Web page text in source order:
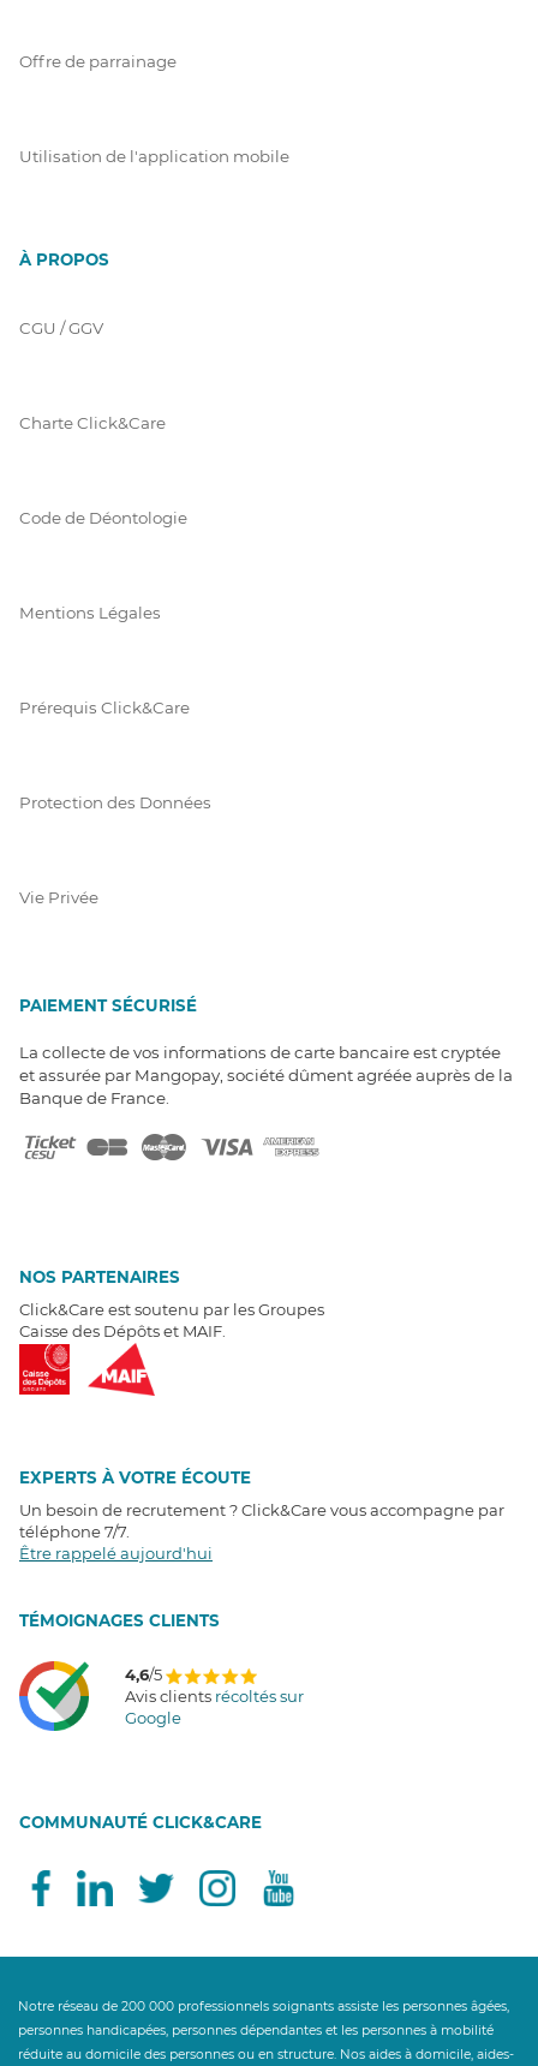
Offre de parrainage
Utilisation de l'application mobile
À PROPOS
CGU / GGV
Charte Click&Care
Code de Déontologie
Mentions Légales
Prérequis Click&Care
Protection des Données
Vie Privée
PAIEMENT SÉCURISÉ
La collecte de vos informations de carte bancaire est cryptée
et assurée par Mangopay, société dûment agréée auprès de la
Banque de France.
NOS PARTENAIRES
Click&Care est soutenu par les Groupes
Caisse des Dépôts et MAIF.
EXPERTS À VOTRE ÉCOUTE
Un besoin de recrutement ? Click&Care vous accompagne par
téléphone 7/7
Être rappelé aujourd'hui
TÉMOIGNAGES CLIENTS
4,6/5
Avis clients récoltés sur
Google
COMMUNAUTÉ CLICK&CARE
Notre réseau de 200 000 professionnels soignants assiste les personnes âgées,
personnes handicapées, personnes dépendantes et les personnes à mobilité
réduite au domicile des personnes ou en structure. Nos aides à domicile, aides-